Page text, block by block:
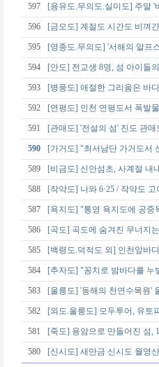
597 [용유도.무의도.실미도] 주말 '
596 [금오도] 계절도 시간도 비껴
595 [영종도.무의도] '서해의 알프
594 [안도] 전교생 8명, 섬 아이들
593 [병풍도] 애절한 그리움은 바
592 [연평도] 인천 연평도서 폭발
591 [관매도] '전설의 섬' 진도 관매
590 [가거도] "최서남단 가거도서
589 [비금도] 신안섬초, 사계절 내
588 [작약도] 나와 6·25 / 작약도
587 [욕지도] "통영 욕지도에 공중
586 [곡도] 곡도에 숨겨진 무너지
585 [백령도.덕적도 외] 인천앞바
584 [추자도] "꽁치로 밤바다를 누
583 [울릉도] '동해의 천연수목원'
582 [외도.울릉도] 모두투어, 유토
581 [죽도] 용암으로 만들어진 섬,
580 [신시도] 새만금 신시도 월영산